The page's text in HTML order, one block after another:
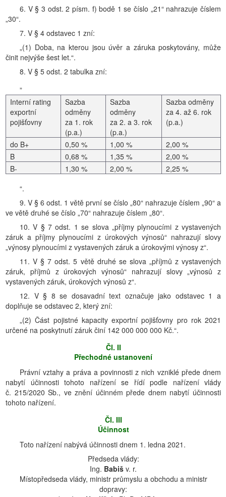
6. V § 3 odst. 2 písm. f) bodě 1 se číslo „21“ nahrazuje číslem
„30“.
7. V § 4 odstavec 1 zní:
„(1) Doba, na kterou jsou úvěr a záruka poskytovány, může
činit nejvýše šest let.“.
8. V § 5 odst. 2 tabulka zní:
„
Interní rating
exportní
pojišťovny
Sazba
odměny
za 1. rok
(p.a.)
Sazba
odměny
za 2. a 3. rok
(p.a.)
Sazba odměny
za 4. až 6. rok
(p.a.)
do B+ 0,50 % 1,00 %
2,00 %
B
0,68 % 1,35 %
2,00 %
B-
1,30 % 2,00 %
2,25 %
“.
9. V § 6 odst. 1 větě první se číslo „80“ nahrazuje číslem „90“ a
ve větě druhé se číslo „70“ nahrazuje číslem „80“.
10. V § 7 odst. 1 se slova „příjmy plynoucími z vystavených
záruk a příjmy plynoucími z úrokových výnosů“ nahrazují slovy
„výnosy plynoucími z vystavených záruk a úrokovými výnosy z“.
11. V § 7 odst. 5 větě druhé se slova „příjmů z vystavených
záruk, příjmů z úrokových výnosů“ nahrazují slovy „výnosů z
vystavených záruk, úrokových výnosů z“.
12. V § 8 se dosavadní text označuje jako odstavec 1 a
doplňuje se odstavec 2, který zní:
„(2) Část pojistné kapacity exportní pojišťovny pro rok 2021
určené na poskytnutí záruk činí 142 000 000 000 Kč.“.
Čl. II
Přechodné ustanovení
Právní vztahy a práva a povinnosti z nich vzniklé přede dnem
nabytí účinnosti tohoto nařízení se řídí podle nařízení vlády
č. 215/2020 Sb., ve znění účinném přede dnem nabytí účinnosti
tohoto nařízení.
Čl. III
Účinnost
Toto nařízení nabývá účinnosti dnem 1. ledna 2021.
Předseda vlády:
Ing. Babiš v. r.
Místopředseda vlády, ministr průmyslu a obchodu a ministr
dopravy: